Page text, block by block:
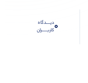
0دیــــدگاه
کاربـــــران